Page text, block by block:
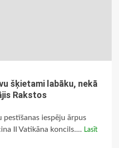
šķietami labāku, nekā
Rakstos
pestīšanas iespēju ārpus
II Vatikāna koncils.... Lasīt